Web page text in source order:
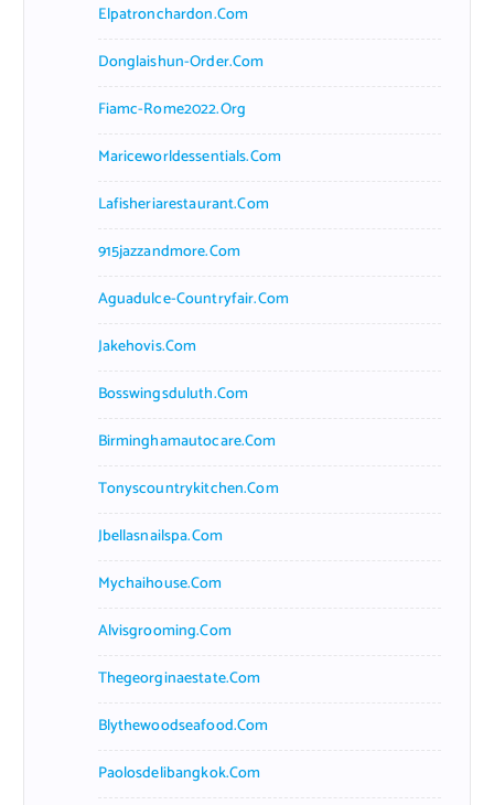
Elpatronchardon.com
Donglaishun-Order.com
Fiamc-Rome2022.org
Mariceworldessentials.com
Lafisheriarestaurant.com
915jazzandmore.com
Aguadulce-Countryfair.com
Jakehovis.com
Bosswingsduluth.com
Birminghamautocare.com
Tonyscountrykitchen.com
Jbellasnailspa.com
Mychaihouse.com
Alvisgrooming.com
Thegeorginaestate.com
Blythewoodseafood.com
Paolosdelibangkok.com